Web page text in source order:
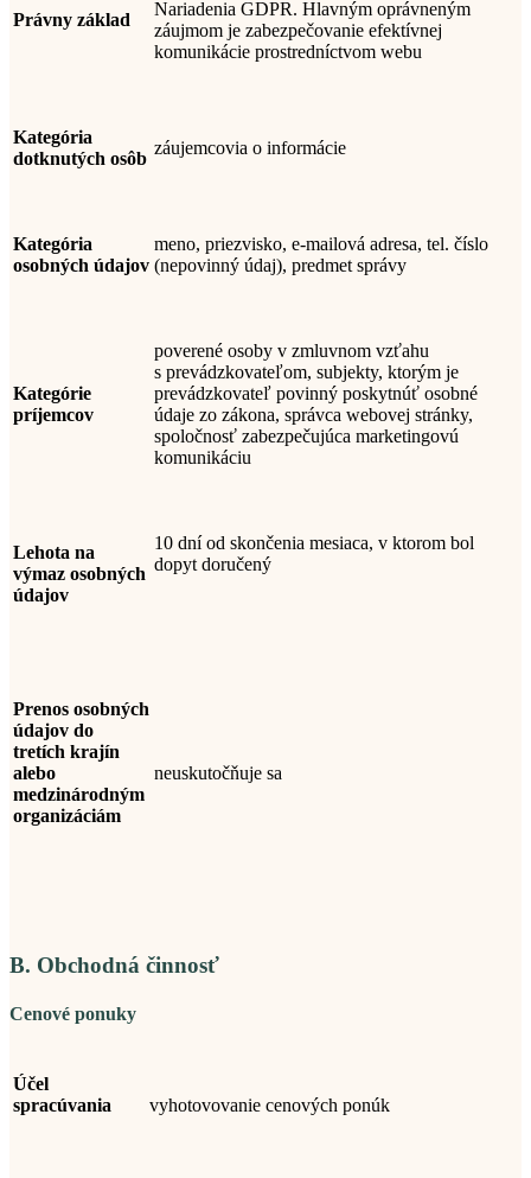
Právny základ
Nariadenia GDPR. Hlavným oprávneným
záujmom je zabezpečovanie efektívnej
komunikácie prostredníctvom webu
Kategória
dotknutých osôb
záujemcovia o informácie
Kategória
osobných údajov
meno, priezvisko, e-mailová adresa, tel. číslo
(nepovinný údaj), predmet správy
Kategórie
príjemcov
poverené osoby v zmluvnom vzťahu
s prevádzkovateľom, subjekty, ktorým je
prevádzkovateľ povinný poskytnúť osobné
údaje zo zákona, správca webovej stránky,
spoločnosť zabezpečujúca marketingovú
komunikáciu
Lehota na
výmaz osobných
údajov
10 dní od skončenia mesiaca, v ktorom bol
dopyt doručený
Prenos osobných
údajov do
tretích krajín
alebo
medzinárodným
organizáciám
neuskutočňuje sa
B. Obchodná činnosť
Cenové ponuky
Účel
spracúvania
vyhotovovanie cenových ponúk